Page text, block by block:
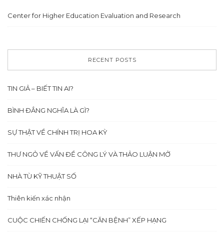
Center for Higher Education Evaluation and Research
RECENT POSTS
TIN GIẢ – BIẾT TIN AI?
BÌNH ĐẲNG NGHĨA LÀ GÌ?
SỰ THẬT VỀ CHÍNH TRỊ HOA KỲ
THƯ NGỎ VỀ VẤN ĐỀ CÔNG LÝ VÀ THẢO LUẬN MỞ
NHÀ TÙ KỸ THUẬT SỐ
Thiên kiến xác nhận
CUỘC CHIẾN CHỐNG LẠI “CĂN BỆNH” XẾP HẠNG